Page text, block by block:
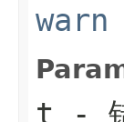
warn
t -